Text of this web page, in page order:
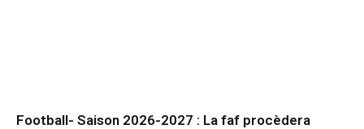
Football- Saison 2026-2027 : La faf procèdera